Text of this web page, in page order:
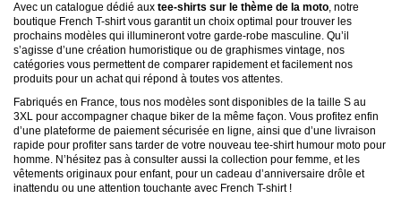
Avec un catalogue dédié aux tee-shirts sur le thème de la moto, notre
boutique French T-shirt vous garantit un choix optimal pour trouver les
prochains modèles qui illumineront votre garde-robe masculine. Qu’il
s’agisse d’une création humoristique ou de graphismes vintage, nos
catégories vous permettent de comparer rapidement et facilement nos
produits pour un achat qui répond à toutes vos attentes.
Fabriqués en France, tous nos modèles sont disponibles de la taille S au
3XL pour accompagner chaque biker de la même façon. Vous profitez enfin
d’une plateforme de paiement sécurisée en ligne, ainsi que d’une livraison
rapide pour profiter sans tarder de votre nouveau tee-shirt humour moto pour
homme. N’hésitez pas à consulter aussi la collection pour femme, et les
vêtements originaux pour enfant, pour un cadeau d’anniversaire drôle et
inattendu ou une attention touchante avec French T-shirt !